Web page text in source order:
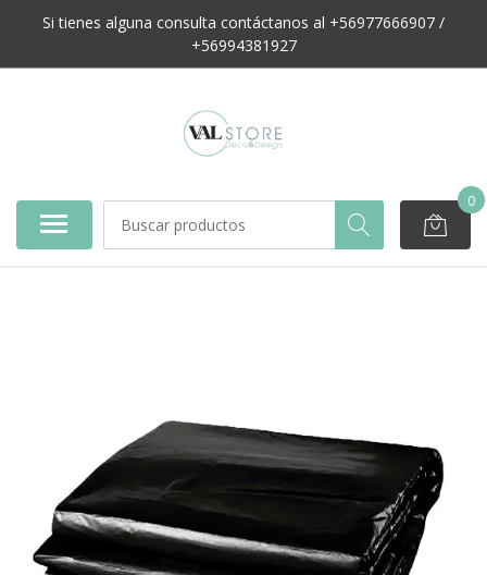
Si tienes alguna consulta contáctanos al +56977666907 /
+56994381927
0